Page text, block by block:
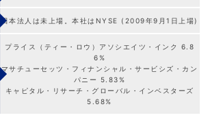
日本法人は未上場。本社はNYSE (2009年9月1日上場)
プライス（ティー・ロウ）アソシエイツ・インク 6.8
6%
マサチューセッツ・フィナンシャル・サービシズ・カン
パニー 5.83%
キャピタル・リサーチ・グローバル・インベスターズ
5.68%